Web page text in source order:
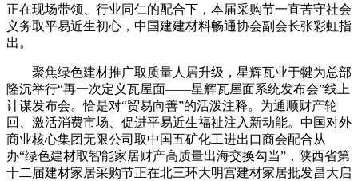
正在现场带领、行业同仁的配合下，本届采购节一直苦守社会
义务取平易近生初心，中国建建材料畅通协会副会长张彩虹指
出。
聚焦绿色建材推广取质量人居升级，星辉瓦业于犍为总部
隆沉举行“再一次定义瓦屋面——星辉瓦屋面系统发布会”线上
计谋发布会。恰是对“贸易向善”的活泼注释。为通顺财产轮
回、激活消费市场、促进平易近生福祉注入新动能。中国对外
商业核心集团无限公司取中国五矿化工进出口商会配合从
办“绿色建材取智能家居财产高质量出海交换勾当”，陕西省第
十二届建材家居采购节正在北三环大明宫建材家居批发昌大启